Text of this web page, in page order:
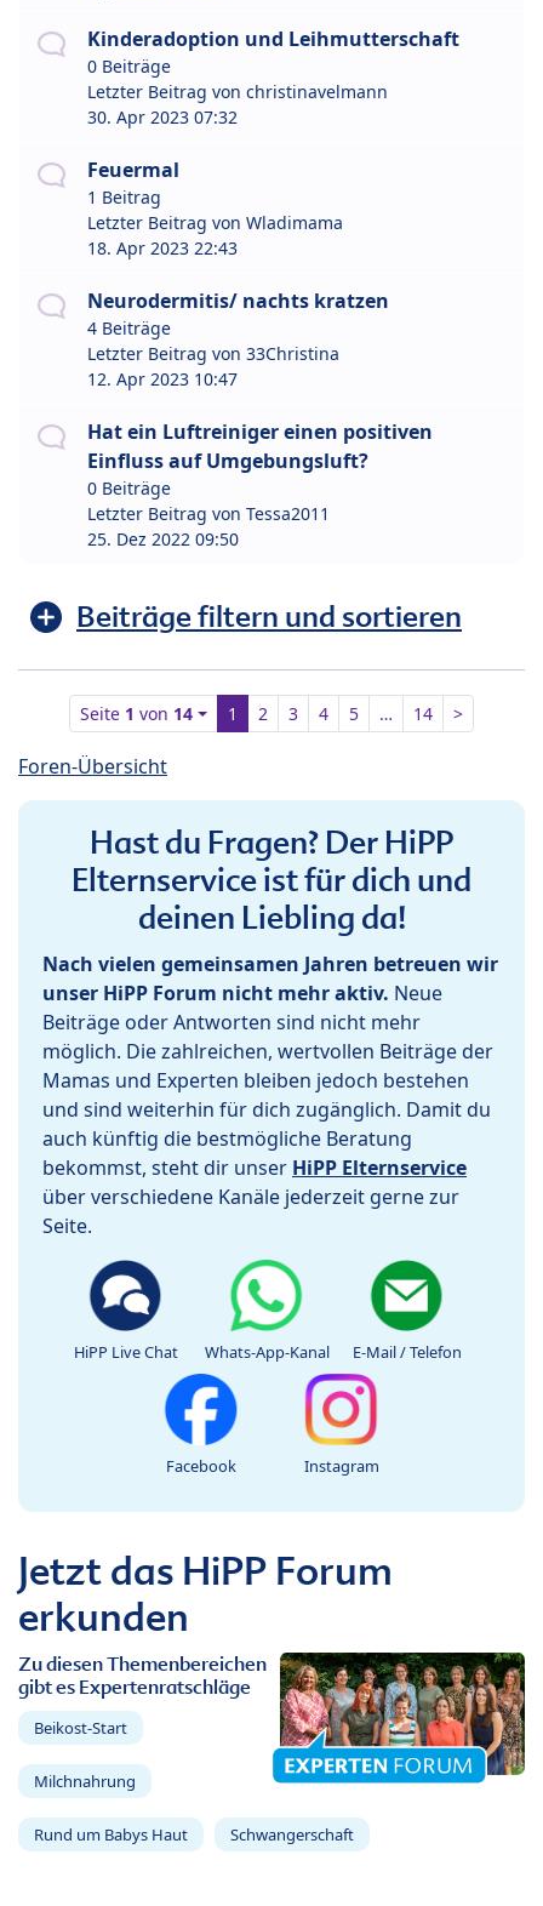
Kinderadoption und Leihmutterschaft
0 Beiträge
Letzter Beitrag von christinavelmann
30. Apr 2023 07:32
Feuermal
1 Beitrag
Letzter Beitrag von Wladimama
18. Apr 2023 22:43
Neurodermitis/ nachts kratzen
4 Beiträge
Letzter Beitrag von 33Christina
12. Apr 2023 10:47
Hat ein Luftreiniger einen positiven
Einfluss auf Umgebungsluft?
0 Beiträge
Letzter Beitrag von Tessa2011
25. Dez 2022 09:50
Beiträge filtern und sortieren
Seite 1 von 14 1 2 3 4 5 … 14 >
Foren-Übersicht
Hast du Fragen? Der HiPP
Elternservice ist für dich und
deinen Liebling da!
Nach vielen gemeinsamen Jahren betreuen wir
unser HiPP Forum nicht mehr aktiv. Neue
Beiträge oder Antworten sind nicht mehr
möglich. Die zahlreichen, wertvollen Beiträge der
Mamas und Experten bleiben jedoch bestehen
und sind weiterhin für dich zugänglich. Damit du
auch künftig die bestmögliche Beratung
bekommst, steht dir unser HiPP Elternservice
über verschiedene Kanäle jederzeit gerne zur
Seite.
HiPP Live Chat Whats-App-Kanal E-Mail / Telefon
Facebook Instagram
Jetzt das HiPP Forum
erkunden
Zu diesen Themenbereichen
gibt es Expertenratschläge
Beikost-Start
Milchnahrung
Rund um Babys Haut Schwangerschaft